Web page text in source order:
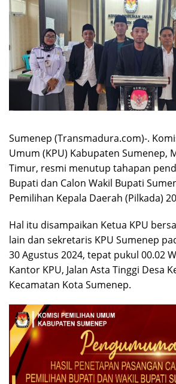
Sumenep (Transmadura.com)-.
Umum (KPU) Kabupaten Sumenep,
Timur, resmi menutup tahapan
Bupati dan Calon Wakil Bupati
Pemilihan Kepala Daerah (Pilkada)
Hal itu disampaikan Ketua KPU
lain dan sekretaris KPU Sumenep
30 Agustus 2024, tepat pukul 00.02
Kantor KPU, Jalan Asta Tinggi Desa
Kecamatan Kota Sumenep.